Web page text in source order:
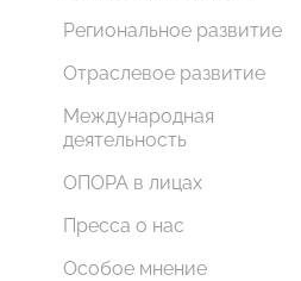
Региональное развитие
Отраслевое развитие
Международная
деятельность
ОПОРА в лицах
Пресса о нас
Особое мнение